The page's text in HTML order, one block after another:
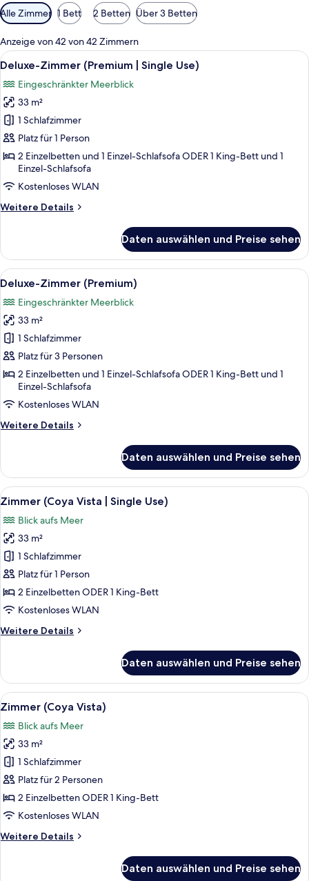
Verfügbare
Filter
für
Zimmer
Alle Zimmer 1 Bett 2 Betten Über 3 Betten
Anzeige von 42 von 42 Zimmern
Alle
Fotos
für
Deluxe-
Zimmer
(Premium
Single
Use)
anzeigen
Hochwertige Bettwaren, Minibar,
5
Deluxe-Zimmer (Premium | Single Use)
Eingeschränkter Meerblick
33 m²
1 Schlafzimmer
Platz für 1 Person
2 Einzelbetten und 1 Einzel-Schlafsofa ODER 1 King-Bett und 1
Einzel-Schlafsofa
Kostenloses WLAN
Weitere Details
Weitere
Zimmer
(Premium
|
Use)
Daten auswählen und Preise sehen
Alle
Fotos
für
Deluxe-
Zimmer
(Premium)
anzeigen
Hochwertige Bettwaren, Minibar,
5
Deluxe-Zimmer (Premium)
Eingeschränkter Meerblick
33 m²
1 Schlafzimmer
Platz für 3 Personen
2 Einzelbetten und 1 Einzel-Schlafsofa ODER 1 King-Bett und 1
Einzel-Schlafsofa
Kostenloses WLAN
Weitere Details
Weitere
Zimmer
(Premium)
Daten auswählen und Preise sehen
Alle
Fotos
für
Zimmer
(Coya
Vista
Single
anzeigen
Ein Hotelzimmer mit Bett,
5
Zimmer (Coya Vista | Single Use)
Blick aufs Meer
33 m²
1 Schlafzimmer
Platz für 1 Person
2 Einzelbetten ODER 1 King-Bett
Kostenloses WLAN
Weitere Details
Weitere
(Coya
Vista
|
Use)
Daten auswählen und Preise sehen
Alle
Fotos
für
Zimmer
(Coya
Vista)
anzeigen
Ein Hotelzimmer mit Bett,
5
Zimmer (Coya Vista)
Blick aufs Meer
33 m²
1 Schlafzimmer
Platz für 2 Personen
2 Einzelbetten ODER 1 King-Bett
Kostenloses WLAN
Weitere Details
Weitere
Daten auswählen und Preise sehen